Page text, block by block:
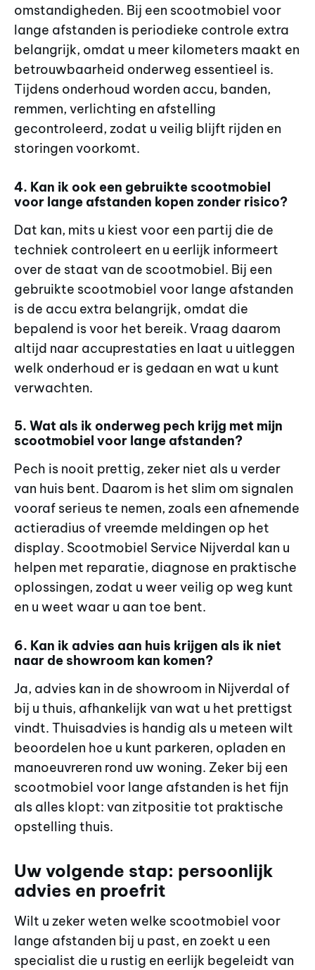
omstandigheden. Bij een scootmobiel voor
lange afstanden is periodieke controle extra
belangrijk, omdat u meer kilometers maakt en
betrouwbaarheid onderweg essentieel is.
Tijdens onderhoud worden accu, banden,
remmen, verlichting en afstelling
gecontroleerd, zodat u veilig blijft rijden en
storingen voorkomt.
4. Kan ik ook een gebruikte scootmobiel
voor lange afstanden kopen zonder risico?
Dat kan, mits u kiest voor een partij die de
techniek controleert en u eerlijk informeert
over de staat van de scootmobiel. Bij een
gebruikte scootmobiel voor lange afstanden
is de accu extra belangrijk, omdat die
bepalend is voor het bereik. Vraag daarom
altijd naar accuprestaties en laat u uitleggen
welk onderhoud er is gedaan en wat u kunt
verwachten.
5. Wat als ik onderweg pech krijg met mijn
scootmobiel voor lange afstanden?
Pech is nooit prettig, zeker niet als u verder
van huis bent. Daarom is het slim om signalen
vooraf serieus te nemen, zoals een afnemende
actieradius of vreemde meldingen op het
display. Scootmobiel Service Nijverdal kan u
helpen met reparatie, diagnose en praktische
oplossingen, zodat u weer veilig op weg kunt
en u weet waar u aan toe bent.
6. Kan ik advies aan huis krijgen als ik niet
naar de showroom kan komen?
Ja, advies kan in de showroom in Nijverdal of
bij u thuis, afhankelijk van wat u het prettigst
vindt. Thuisadvies is handig als u meteen wilt
beoordelen hoe u kunt parkeren, opladen en
manoeuvreren rond uw woning. Zeker bij een
scootmobiel voor lange afstanden is het fijn
als alles klopt: van zitpositie tot praktische
opstelling thuis.
Uw volgende stap: persoonlijk
advies en proefrit
Wilt u zeker weten welke scootmobiel voor
lange afstanden bij u past, en zoekt u een
specialist die u rustig en eerlijk begeleidt van